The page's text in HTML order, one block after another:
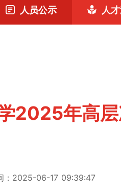
人员公示 人
2025年高层
：2025-06-17 09:39:47